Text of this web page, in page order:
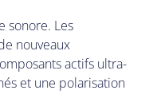
sonore. Les
nouveaux
actifs ultra-
et une polarisation